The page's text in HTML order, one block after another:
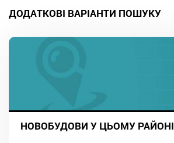
ДОДАТКОВІ ВАРІАНТИ ПОШУКУ
НОВОБУДОВИ У ЦЬОМУ РАЙОНІ